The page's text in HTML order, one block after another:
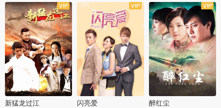
全36集
新猛龙过江
全37集
闪亮爱
全30集
醉红尘